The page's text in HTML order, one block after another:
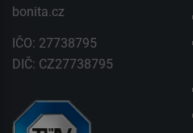
bonita.cz
IČO: 27738795
DIČ: CZ27738795